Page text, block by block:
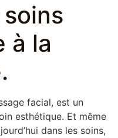
à la
facial, est un
esthétique. Et même
dans les soins,